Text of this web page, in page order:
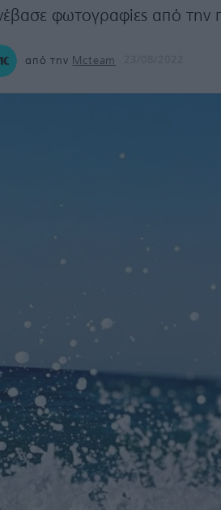
φωτογραφίες από την
από την Mcteam